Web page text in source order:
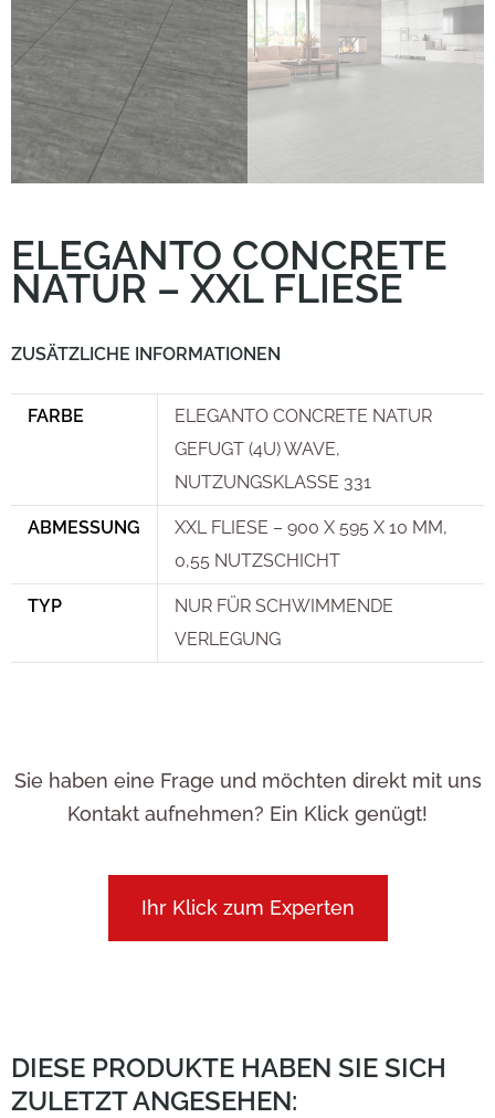
ELEGANTO CONCRETE
NATUR – XXL FLIESE
ZUSÄTZLICHE INFORMATIONEN
FARBE
ELEGANTO CONCRETE NATUR
GEFUGT (4U) WAVE,
NUTZUNGSKLASSE 331
ABMESSUNG
XXL FLIESE – 900 X 595 X 10 MM,
0,55 NUTZSCHICHT
TYP
NUR FÜR SCHWIMMENDE
VERLEGUNG
Sie haben eine Frage und möchten direkt mit uns
Kontakt aufnehmen? Ein Klick genügt!
Ihr Klick zum Experten
DIESE PRODUKTE HABEN SIE SICH
ZULETZT ANGESEHEN: